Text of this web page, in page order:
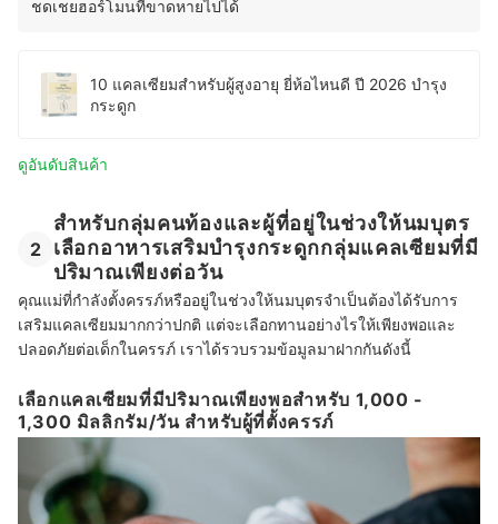
ชดเชยฮอร์โมนที่ขาดหายไปได้
10 แคลเซียมสำหรับผู้สูงอายุ ยี่ห้อไหนดี ปี 2026 บำรุง
กระดูก
ดูอันดับสินค้า
2
สำหรับกลุ่มคนท้องและผู้ที่อยู่ในช่วงให้นมบุตร
เลือกอาหารเสริมบำรุงกระดูกกลุ่มแคลเซียมที่มี
ปริมาณเพียงต่อวัน
คุณแม่ที่กำลังตั้งครรภ์หรืออยู่ในช่วงให้นมบุตรจำเป็นต้องได้รับการ
เสริมแคลเซียมมากกว่าปกติ แต่จะเลือกทานอย่างไรให้เพียงพอและ
ปลอดภัยต่อเด็กในครรภ์ เราได้รวบรวมข้อมูลมาฝากกันดังนี้
เลือกแคลเซียมที่มีปริมาณเพียงพอสำหรับ 1,000 -
1,300 มิลลิกรัม/วัน สำหรับผู้ที่ตั้งครรภ์